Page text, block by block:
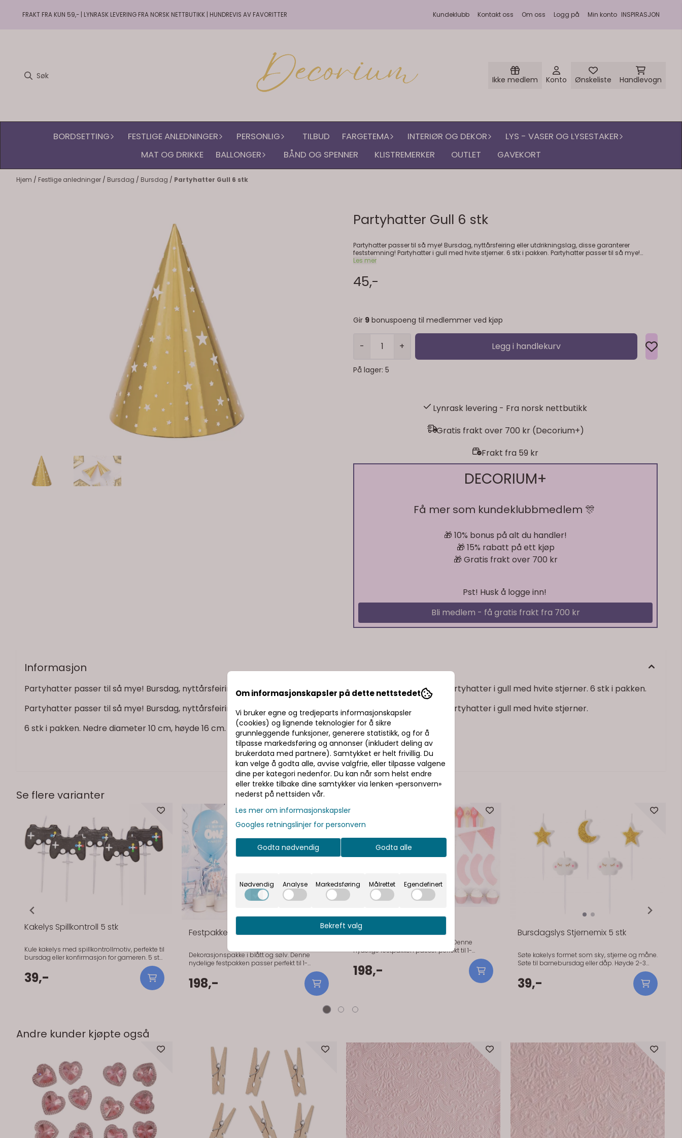
Hopp til innhold
FRAKT FRA KUN 59,- | LYNRASK LEVERING FRA NORSK NETTBUTIKK | HUNDREVIS AV FAVORITTER Kundeklubb Kontakt oss Om oss Logg på Min konto INSPIRASJON
Ikke medlem Konto Ønskeliste Handlevogn
BORDSETTING FESTLIGE ANLEDNINGER PERSONLIG TILBUD FARGETEMA INTERIØR OG DEKOR
LYS - VASER OG LYSESTAKER
MAT OG DRIKKE
BALLONGER BÅND OG SPENNER KLISTREMERKER OUTLET GAVEKORT
Hjem / Festlige anledninger / Bursdag / Bursdag / Partyhatter Gull 6 stk
Partyhatter Gull 6 stk
Partyhatter passer til så mye! Bursdag, nyttårsfeiring eller utdrikningslag, disse garanterer
feststemning! Partyhatter i gull med hvite stjerner. 6 stk i pakken. Partyhatter passer til så mye!
Bursdag, nyttårsfeiring eller utdrikningslag, disse garanterer feststemning! Partyhatter i gull med
Les mer
45,-
Gir 9 bonuspoeng til medlemmer ved kjøp
- + Legg i handlekurv
På lager: 5
Lynrask levering - Fra norsk nettbutikk
Gratis frakt over 700 kr (Decorium+)
Frakt fra 59 kr
DECORIUM+
Få mer som kundeklubbmedlem 🎊
🎁 10% bonus på alt du handler!
🎁 15% rabatt på ett kjøp
🎁 Gratis frakt over 700 kr
Pst! Husk å logge inn!
Bli medlem - få gratis frakt fra 700 kr
Informasjon
Partyhatter passer til så mye! Bursdag, nyttårsfeiring eller utdrikningslag, disse garanterer feststemning! Partyhatter i gull med hvite stjerner. 6 stk i pakken.
Partyhatter passer til så mye! Bursdag, nyttårsfeiring eller utdrikningslag, disse garanterer feststemning! Partyhatter i gull med hvite stjerner.
6 stk i pakken. Nedre diameter 10 cm, høyde 16 cm.
Se flere varianter
Kaketopp Glitter Happy Bithday
Festlig kaketopp i sølvglitter til bursdagen.
Teksten er 8 cm høy og 18 cm bred. 1 stk i
pakken. Festlig kaketopp i sølvglitter til
bursdagen. Teksten er 8 cm høy og 18 cm
På lager
Partyhatt - Stjerner Flymotiv, 6stk
Partyhatter med stjerner. 6 stk i pakken.
Partyhatter med stjernemotiv. Partyhattene
passer sammen med andre produkter i
flymotiv - serien.
På lager
45,-
Papptallerkener 50-årsdag, gull
Papptallerkener i gull – gir et elegant uttrykk,
uten oppvask.
På lager
Papptallerkener 40-årsdag, gull
Papptallerkener i gull – gir et elegant uttrykk,
uten oppvask.
På lager
Andre kunder kjøpte også
På lager På lager
Om informasjonskapsler på dette nettstedet
Vi bruker egne og tredjeparts informasjonskapsler
(cookies) og lignende teknologier for å sikre
grunnleggende funksjoner, generere statistikk, og for å
tilpasse markedsføring og annonser (inkludert deling av
brukerdata med partnere). Samtykket er helt frivillig. Du
kan velge å godta alle, avvise valgfrie, eller tilpasse valgene
dine per kategori nedenfor. Du kan når som helst endre
eller trekke tilbake dine samtykker via lenken «personvern»
nederst på nettsiden vår.
Les mer om informasjonskapsler
Googles retningslinjer for personvern
Godta nødvendig Godta alle
Nødvendig Analyse Markedsføring Målrettet Egendefinert
Bekreft valg